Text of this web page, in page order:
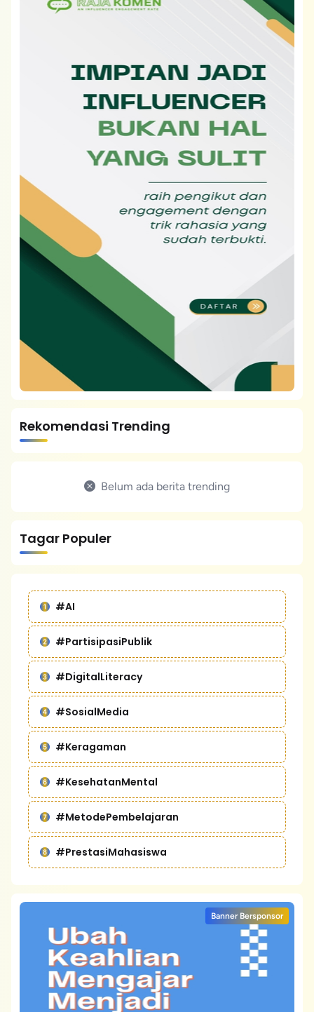
Rekomendasi Trending
Belum ada berita trending
Tagar Populer
#AI
#PartisipasiPublik
#DigitalLiteracy
#SosialMedia
#Keragaman
#KesehatanMental
#MetodePembelajaran
#PrestasiMahasiswa
Banner Bersponsor